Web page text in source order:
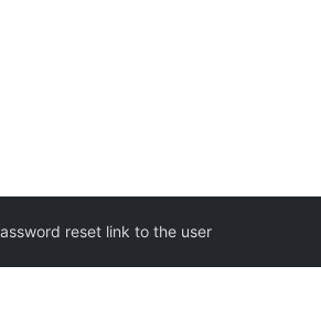
reset link to the user